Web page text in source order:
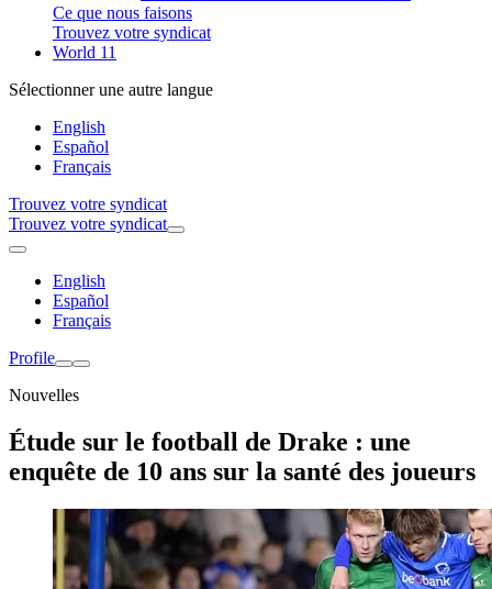
Ce que nous faisons
Trouvez votre syndicat
World 11
Sélectionner une autre langue
English
Español
Français
Trouvez votre syndicat
Trouvez votre syndicat
English
Español
Français
Profile
Nouvelles
Étude sur le football de Drake : une
enquête de 10 ans sur la santé des joueurs